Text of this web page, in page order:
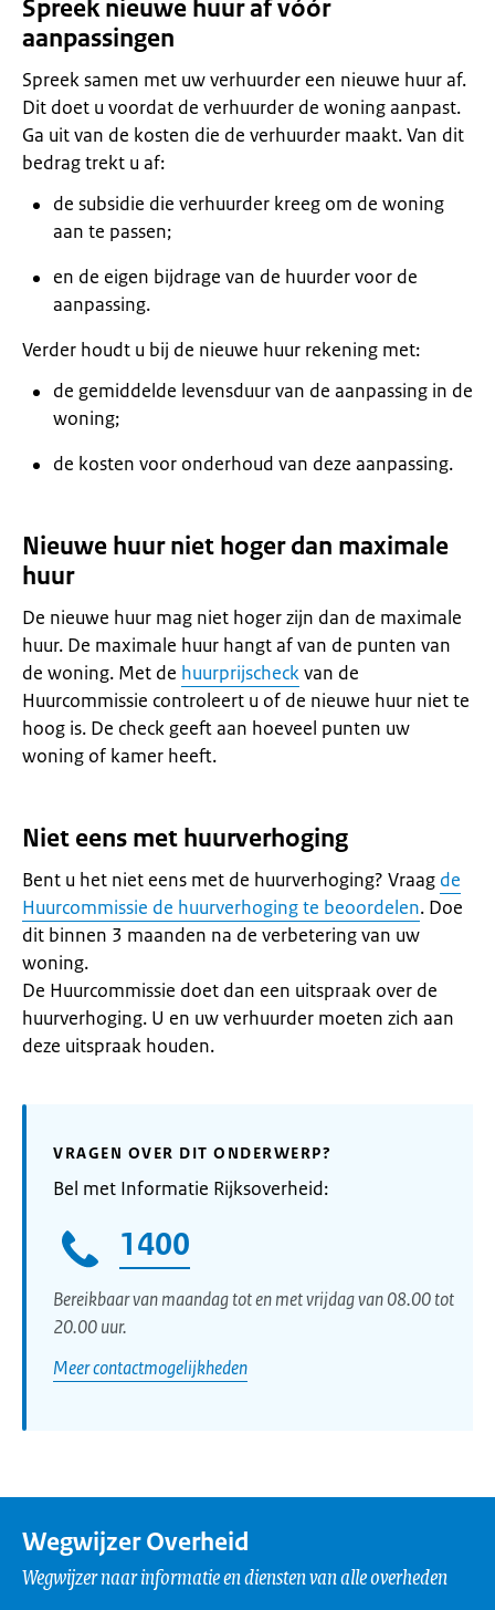
Spreek nieuwe huur af vóór
aanpassingen
Spreek samen met uw verhuurder een nieuwe huur af.
Dit doet u voordat de verhuurder de woning aanpast.
Ga uit van de kosten die de verhuurder maakt. Van dit
bedrag trekt u af:
de subsidie die verhuurder kreeg om de woning
aan te passen;
en de eigen bijdrage van de huurder voor de
aanpassing.
Verder houdt u bij de nieuwe huur rekening met:
de gemiddelde levensduur van de aanpassing in de
woning;
de kosten voor onderhoud van deze aanpassing.
Nieuwe huur niet hoger dan maximale
huur
De nieuwe huur mag niet hoger zijn dan de maximale
huur. De maximale huur hangt af van de punten van
de woning. Met de huurprijscheckvan de
Huurcommissie controleert u of de nieuwe huur niet te
hoog is. De check geeft aan hoeveel punten uw
woning of kamer heeft.
Niet eens met huurverhoging
Bent u het niet eens met de huurverhoging? Vraag de
Huurcommissie de huurverhoging te beoordelen. Doe
dit binnen 3 maanden na de verbetering van uw
woning.
De Huurcommissie doet dan een uitspraak over de
huurverhoging. U en uw verhuurder moeten zich aan
deze uitspraak houden.
VRAGEN OVER DIT ONDERWERP?
Bel met Informatie Rijksoverheid:
1400
Bereikbaar van maandag tot en met vrijdag van 08.00 tot
20.00 uur.
Meer contactmogelijkheden
Wegwijzer Overheid
Wegwijzer naar informatie en diensten van alle overheden